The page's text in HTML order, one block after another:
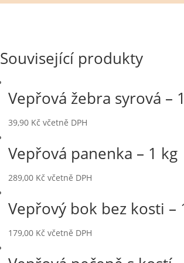
Související produkty
Vepřová žebra syrová –
39,90 Kč včetně DPH
Vepřová panenka – 1 kg
289,00 Kč včetně DPH
Vepřový bok bez kosti –
179,00 Kč včetně DPH